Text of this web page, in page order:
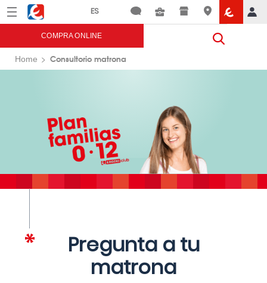
Menú Eroski
COMPRA ONLINE
Home Consultorio matrona
Pregunta a tu
matrona